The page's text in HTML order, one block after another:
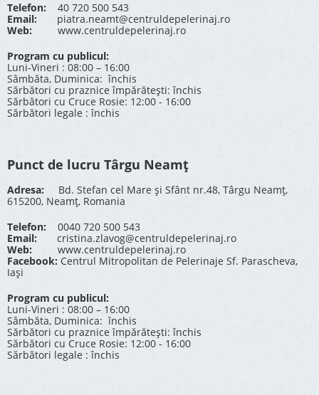
Telefon:40 720 500 543
Email:
piatra.neamt@centruldepelerinaj.ro
Web:
www.centruldepelerinaj.ro
Program cu publicul:
Luni-Vineri : 08:00 – 16:00
Sâmbăta, Duminica: închis
Sărbători cu praznice împărătești: închis
Sărbători cu Cruce Rosie: 12:00 - 16:00
Sărbători legale : închis
Punct de lucru Târgu Neamț
Adresa: Bd. Stefan cel Mare și Sfânt nr.48, Târgu Neamț,
615200, Neamț, Romania
Telefon: 0040 720 500 543
Email:
cristina.zlavog@centruldepelerinaj.ro
Web:
www.centruldepelerinaj.ro
Facebook: Centrul Mitropolitan de Pelerinaje Sf. Parascheva,
Iași
Program cu publicul:
Luni-Vineri : 08:00 – 16:00
Sâmbăta, Duminica: închis
Sărbători cu praznice împărătești: închis
Sărbători cu Cruce Rosie: 12:00 - 16:00
Sărbători legale : închis